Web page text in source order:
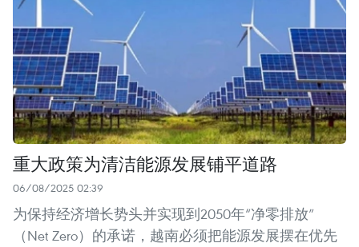
重大政策为清洁能源发展铺平道路
06/08/2025 02:39
为保持经济增长势头并实现到2050年“净零排放”
（Net Zero）的承诺，越南必须把能源发展摆在优先